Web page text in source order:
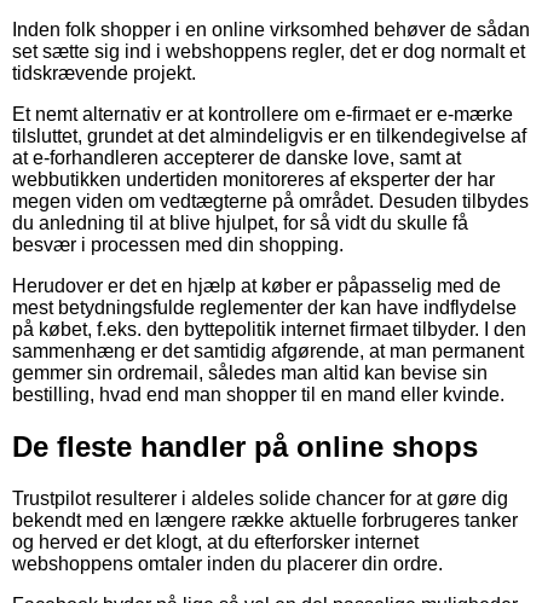
Inden folk shopper i en online virksomhed behøver de sådan
set sætte sig ind i webshoppens regler, det er dog normalt et
tidskrævende projekt.
Et nemt alternativ er at kontrollere om e-firmaet er e-mærke
tilsluttet, grundet at det almindeligvis er en tilkendegivelse af
at e-forhandleren accepterer de danske love, samt at
webbutikken undertiden monitoreres af eksperter der har
megen viden om vedtægterne på området. Desuden tilbydes
du anledning til at blive hjulpet, for så vidt du skulle få
besvær i processen med din shopping.
Herudover er det en hjælp at køber er påpasselig med de
mest betydningsfulde reglementer der kan have indflydelse
på købet, f.eks. den byttepolitik internet firmaet tilbyder. I den
sammenhæng er det samtidig afgørende, at man permanent
gemmer sin ordremail, således man altid kan bevise sin
bestilling, hvad end man shopper til en mand eller kvinde.
De fleste handler på online shops
Trustpilot resulterer i aldeles solide chancer for at gøre dig
bekendt med en længere række aktuelle forbrugeres tanker
og herved er det klogt, at du efterforsker internet
webshoppens omtaler inden du placerer din ordre.